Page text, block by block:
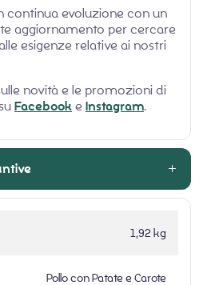
continua evoluzione con un
aggiornamento per cercare
esigenze relative ai nostri
novità e le promozioni di
Facebooke Instagram.
1,92 kg
Pollo con Patate e Carote